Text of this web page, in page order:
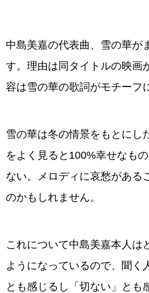
中島美嘉の代表曲、雪の華が
す。理由は同タイトルの映画
容は雪の華の歌詞がモチーフ
雪の華は冬の情景をもとにし
をよく見ると100%幸せなも
ない。メロディに哀愁がある
のかもしれません。
これについて中島美嘉本人は
ようになっているので、聞く
とも感じるし「切ない」とも